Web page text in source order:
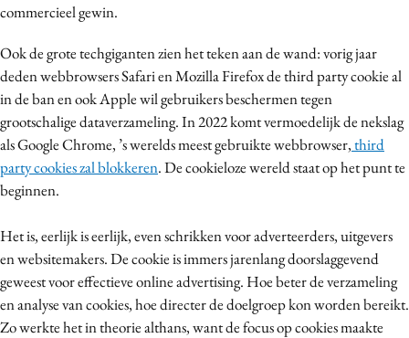
Merkstrategie
Programmatic
Purpose Marketing
Reputatie & crisis
commercieel gewin.
Ook de grote techgiganten zien het teken aan de wand: vorig jaar
deden webbrowsers Safari en Mozilla Firefox de third party cookie al
in de ban en ook Apple wil gebruikers beschermen tegen
grootschalige dataverzameling. In 2022 komt vermoedelijk de nekslag
als Google Chrome, ’s werelds meest gebruikte webbrowser,third
party cookies zal blokkeren. De cookieloze wereld staat op het punt te
beginnen.
Het is, eerlijk is eerlijk, even schrikken voor adverteerders, uitgevers
en websitemakers. De cookie is immers jarenlang doorslaggevend
geweest voor effectieve online advertising. Hoe beter de verzameling
en analyse van cookies, hoe directer de doelgroep kon worden bereikt.
Zo werkte het in theorie althans, want de focus op cookies maakte